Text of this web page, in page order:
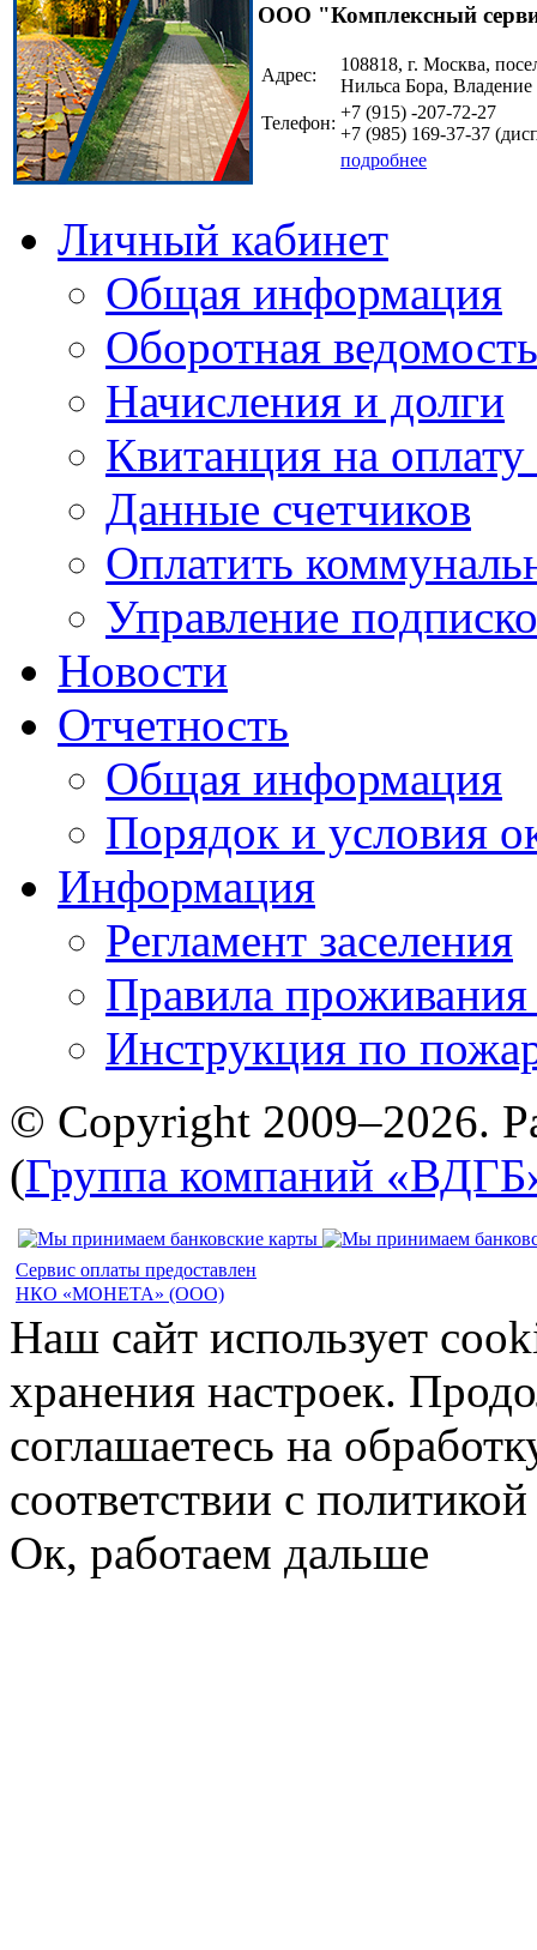
ООО "Комплексный
Адрес:
108818, г. Москва,
Нильса Бора,
Телефон:
+7 (915) -207-72-27
+7 (985) 169-37-37
подробнее
Личный кабинет
Общая информация
Оборотная ведомость
Начисления и долги
Квитанция на
Данные счетчиков
Оплатить
Управление
Новости
Отчетность
Общая информация
Порядок и условия
Информация
Регламент заселения
Правила
Инструкция по
© Copyright 2009–2026.
(Группа компаний
Сервис оплаты предоставлен
НКО «МОНЕТА» (ООО)
Наш сайт использует
хранения настроек.
соглашаетесь на
соответствии с
Ок, работаем дальше